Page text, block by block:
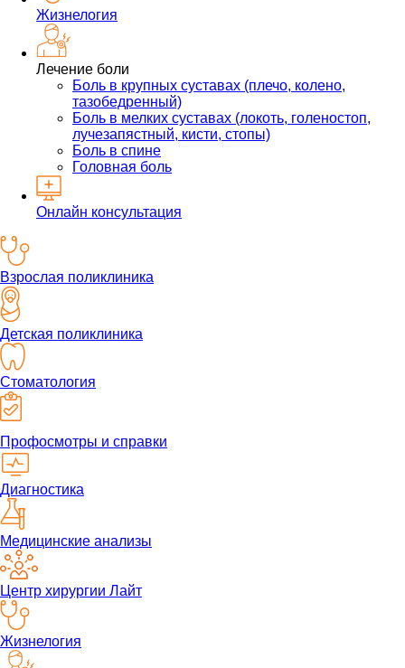
Жизнелогия
Лечение боли
Боль в крупных суставах (плечо, колено,
тазобедренный)
Боль в мелких суставах (локоть, голеностоп,
лучезапястный, кисти, стопы)
Боль в спине
Головная боль
Онлайн консультация
Взрослая поликлиника
Детская поликлиника
Стоматология
Профосмотры и справки
Диагностика
Медицинские анализы
Центр хирургии Лайт
Жизнелогия